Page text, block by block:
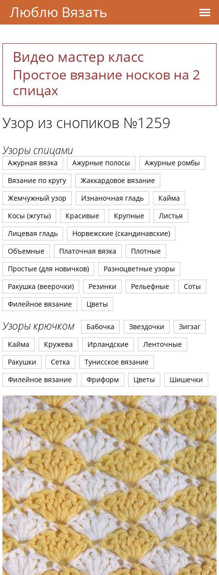
Видео мастер класс
Простое вязание носков на 2
спицах
Узор из снопиков №1259
Узоры спицами
Ажурная вязка Ажурные полосы
Ажурные ромбы
Вязание по кругу
Жаккардовое вязание
Жемчужный узор
Изнаночная гладь
Кайма
Косы (жгуты)
Красивые Крупные
Листья
Лицевая гладь
Норвежские (скандинавские)
Объемные
Платочная вязка
Плотные
Простые (для новичков)
Разноцветные узоры
Ракушка (веерочки)
Резинки Рельефные
Соты
Филейное вязание
Цветы
Узоры крючком Бабочка Звездочки
Зигзаг
Кайма
Кружева Ирландские
Ленточные
Ракушки
Сетка
Тунисское вязание
Филейное вязание
Фриформ Цветы Шишечки
Люблю Вязать